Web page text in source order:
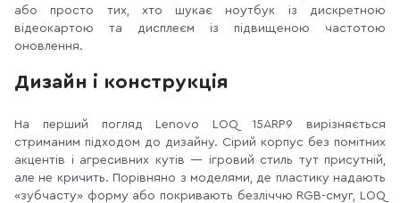
або просто тих, хто шукає ноутбук із дискретною
відеокартою та дисплеєм із підвищеною частотою
оновлення.
Дизайн і конструкція
На перший погляд Lenovo LOQ 15ARP9 вирізняється
стриманим підходом до дизайну. Сірий корпус без помітних
акцентів і агресивних кутів — ігровий стиль тут присутній,
але не кричить. Порівняно з моделями, де пластику надають
«зубчасту» форму або покривають безліччю RGB-смуг, LOQ